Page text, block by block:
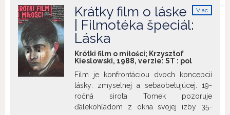
majstrami a anglickými krajinármi
predminulého storočia). Režisérova
záľuba v číslach a astrológii naberá
toho istého mena Cissie Colpittsová,
ktoré patria k trom generáciam, zároveň
sú však možno aj v príbuzenskom vzťahu
(keďže sú jednou ženou v troch
obdobiach života). Všetky tri Cissie
postupne utopia svojich neuspokojivých
Viac
Krátky film o láske
| Filmotéka špeciál:
Láska
Krótki film o miłości; Krzysztof
Kieslowski, 1988, verzie: ST : pol
Film je konfrontáciou dvoch koncepcií
lásky: zmyselnej a sebaobetujúcej. 19-
ročná sirota Tomek pozoruje
ďalekohľadom z okna svojej izby 35-